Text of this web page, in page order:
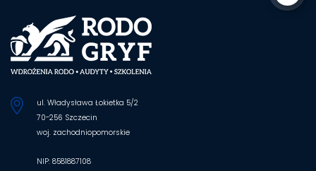
ul. Władysława Łokietka 5/2
70-256 Szczecin
woj. zachodniopomorskie
NIP: 8581887108